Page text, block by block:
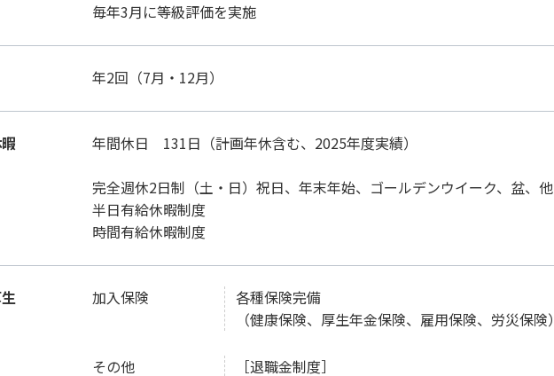
毎年3月に等級評価を実施
年2回（7月・12月）
年間休日 131日（計画年休含む、2025年度実績）
完全週休2日制（土・日）祝日、年末年始、ゴールデンウイーク、盆、他
半日有給休暇制度
時間有給休暇制度
加入保険
各種保険完備
（健康保険、厚生年金保険、雇用保険、労災保険）
その他
［退職金制度］